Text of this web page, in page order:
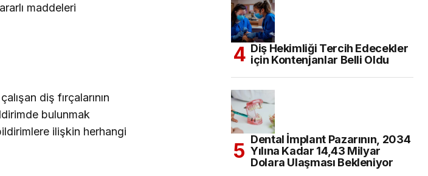
maddeleri
diş fırçalarının
bulunmak
ilişkin herhangi
Diş Hekimliği Tercih Edecekler
için Kontenjanlar Belli Oldu
Dental İmplant Pazarının, 2034
Yılına Kadar 14,43 Milyar
Dolara Ulaşması Bekleniyor